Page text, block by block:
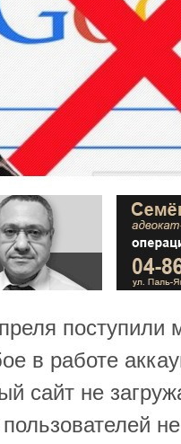
поступили
в работе
сайт не